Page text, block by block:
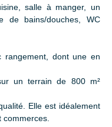
salle à manger, un
de bains/douches, WC
rangement, dont une en
un terrain de 800 m²
Elle est idéalement